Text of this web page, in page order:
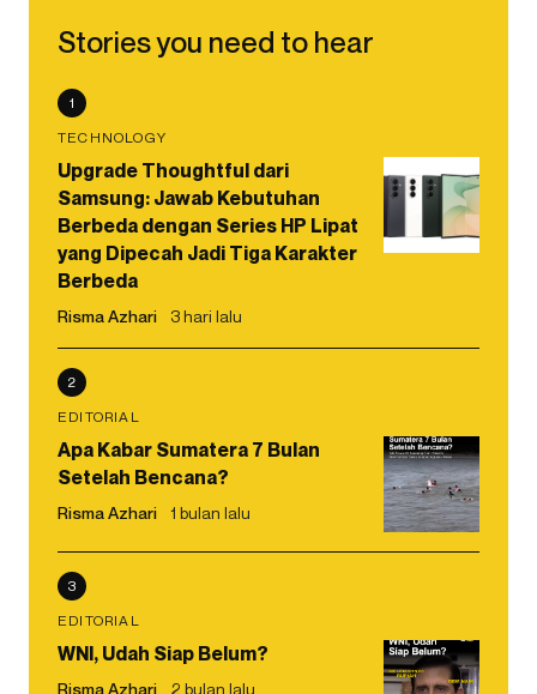
Stories you need to hear
1
TECHNOLOGY
Upgrade Thoughtful dari
Samsung: Jawab Kebutuhan
Berbeda dengan Series HP Lipat
yang Dipecah Jadi Tiga Karakter
Berbeda
Risma Azhari 3 hari lalu
2
EDITORIAL
Apa Kabar Sumatera 7 Bulan
Setelah Bencana?
Risma Azhari 1 bulan lalu
3
EDITORIAL
WNI, Udah Siap Belum?
Risma Azhari 2 bulan lalu